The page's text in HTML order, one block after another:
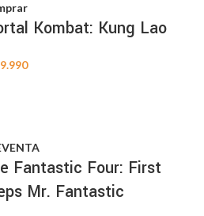
Kombat: Kung Lao
Fantastic Four: First
Mr. Fantastic